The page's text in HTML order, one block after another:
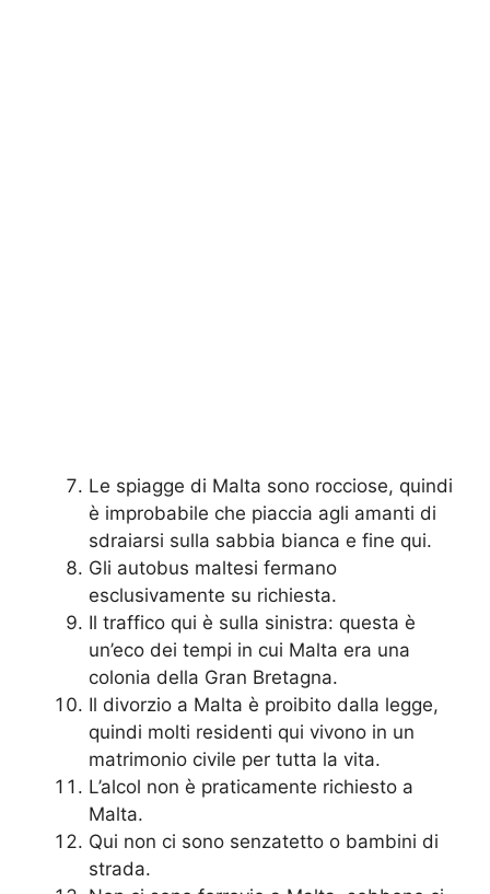
Le spiagge di Malta sono rocciose, quindi
è improbabile che piaccia agli amanti di
sdraiarsi sulla sabbia bianca e fine qui.
Gli autobus maltesi fermano
esclusivamente su richiesta.
Il traffico qui è sulla sinistra: questa è
un’eco dei tempi in cui Malta era una
colonia della Gran Bretagna.
Il divorzio a Malta è proibito dalla legge,
quindi molti residenti qui vivono in un
matrimonio civile per tutta la vita.
L’alcol non è praticamente richiesto a
Malta.
Qui non ci sono senzatetto o bambini di
strada.